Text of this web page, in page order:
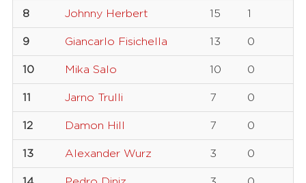
8 Johnny Herbert 15 1
9 Giancarlo Fisichella 13 0
10 Mika Salo 10 0
11 Jarno Trulli 7 0
12 Damon Hill 7 0
13 Alexander Wurz 3 0